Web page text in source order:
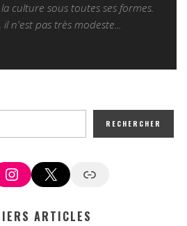
culture sous toutes ses formes.
il n'est pas très modeste...
RECHERCHER
Instagram
X Google News
ARTICLES